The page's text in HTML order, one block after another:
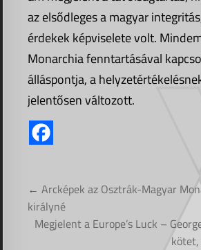
az elsődleges a magyar
érdekek képviselete volt.
Monarchia fenntartásával
álláspontja, a
jelentősen változott.
Bejegyzés
navigáció
← Arcképek az Osztrák-Magyar
királyné
Megjelent a Europe’s Luck –